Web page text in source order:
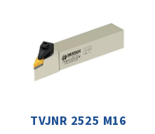
TVJNR 2525 M16